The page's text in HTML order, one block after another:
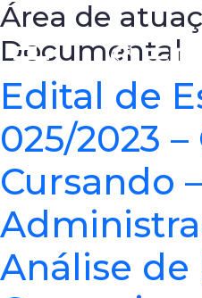
Área de
Documental
Edital de
025/2023
Cursando –
Análise de